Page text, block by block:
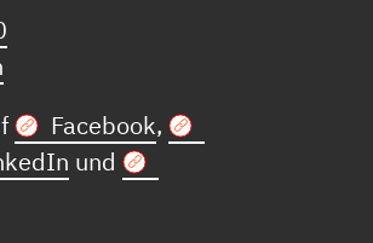
Facebook,
und